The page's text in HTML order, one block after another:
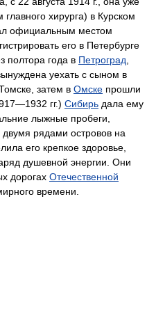
хирурга) в Курском
официальным местом
его в Петербурге
полтора года в Петроград
уехать с сыном в
затем в Омске прошли
гг.) Сибирь дала ему
лыжные пробеги,
двумя рядами островов на
его крепкое здоровье,
душевной энергии. Они
дорогах Отечественной
времени.